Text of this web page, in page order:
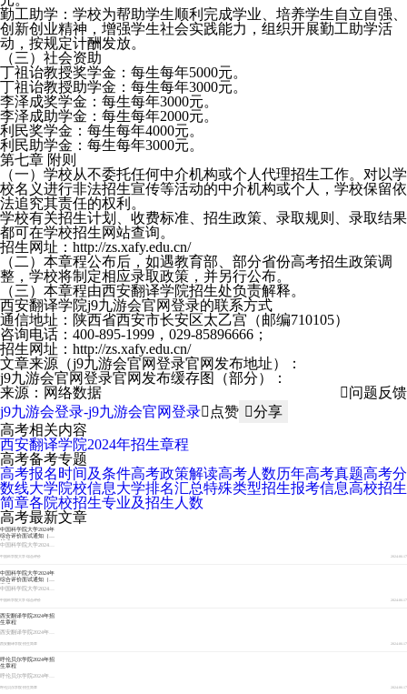
勤工助学：学校为帮助学生顺利完成学业、培养学生自立自强、
创新创业精神，增强学生社会实践能力，组织开展勤工助学活
动，按规定计酬发放。
（三）社会资助
丁祖诒教授奖学金：每生每年5000元。
丁祖诒教授助学金：每生每年3000元。
李泽成奖学金：每生每年3000元。
李泽成助学金：每生每年2000元。
利民奖学金：每生每年4000元。
利民助学金：每生每年3000元。
第七章 附则
（一）学校从不委托任何中介机构或个人代理招生工作。对以学
校名义进行非法招生宣传等活动的中介机构或个人，学校保留依
法追究其责任的权利。
学校有关招生计划、收费标准、招生政策、录取规则、录取结果
都可在学校招生网站查询。
招生网址：http://zs.xafy.edu.cn/
（二）本章程公布后，如遇教育部、部分省份高考招生政策调
整，学校将制定相应录取政策，并另行公布。
（三）本章程由西安翻译学院招生处负责解释。
西安翻译学院j9九游会官网登录的联系方式
通信地址：陕西省西安市长安区太乙宫（邮编710105）
咨询电话：400-895-1999，029-85896666；
招生网址：http://zs.xafy.edu.cn/
文章来源（j9九游会官网登录官网发布地址）：
j9九游会官网登录官网发布缓存图（部分）：
来源：网络数据
问题反馈
j9九游会登录-j9九游会官网登录
点赞
分享
高考相关内容
西安翻译学院2024年招生章程
高考备考专题
高考报名时间及条件高考政策解读高考人数历年高考真题高考分
数线大学院校信息大学排名汇总特殊类型招生报考信息高校招生
简章各院校招生专业及招生人数
高考最新文章
中国科学院大学2024年
综合评价面试通知（四
川省）
中国科学院大学 综合评价 2024-06-17
中国科学院大学2024年
综合评价面试通知（湖
南省）
中国科学院大学 综合评价 2024-06-17
西安翻译学院2024年招
生章程
西安翻译学院 招生简章 2024-06-17
呼伦贝尔学院2024年招
生章程
呼伦贝尔学院 招生简章 2024-06-17